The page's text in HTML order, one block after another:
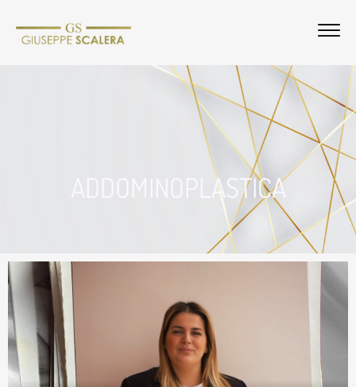
ADDOMINOPLASTICA